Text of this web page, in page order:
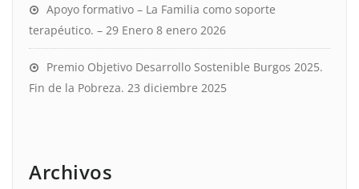
Apoyo formativo – La Familia como soporte
terapéutico. – 29 Enero 8 enero 2026
Premio Objetivo Desarrollo Sostenible Burgos 2025.
Fin de la Pobreza. 23 diciembre 2025
Archivos